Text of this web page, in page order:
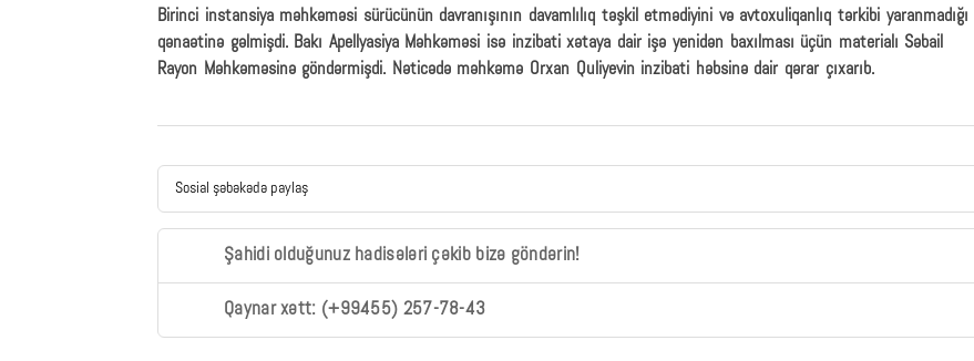
Birinci instansiya məhkəməsi sürücünün davranışının davamlılıq təşkil etmədiyini və avtoxuliqanlıq tərkibi yaranmadığı
qənaətinə gəlmişdi. Bakı Apellyasiya Məhkəməsi isə inzibati xətaya dair işə yenidən baxılması üçün materialı Səbail
Rayon Məhkəməsinə göndərmişdi. Nəticədə məhkəmə Orxan Quliyevin inzibati həbsinə dair qərar çıxarıb.
Sosial şəbəkədə paylaş
Şahidi olduğunuz hadisələri çəkib bizə göndərin!
Qaynar xətt: (+99455) 257-78-43